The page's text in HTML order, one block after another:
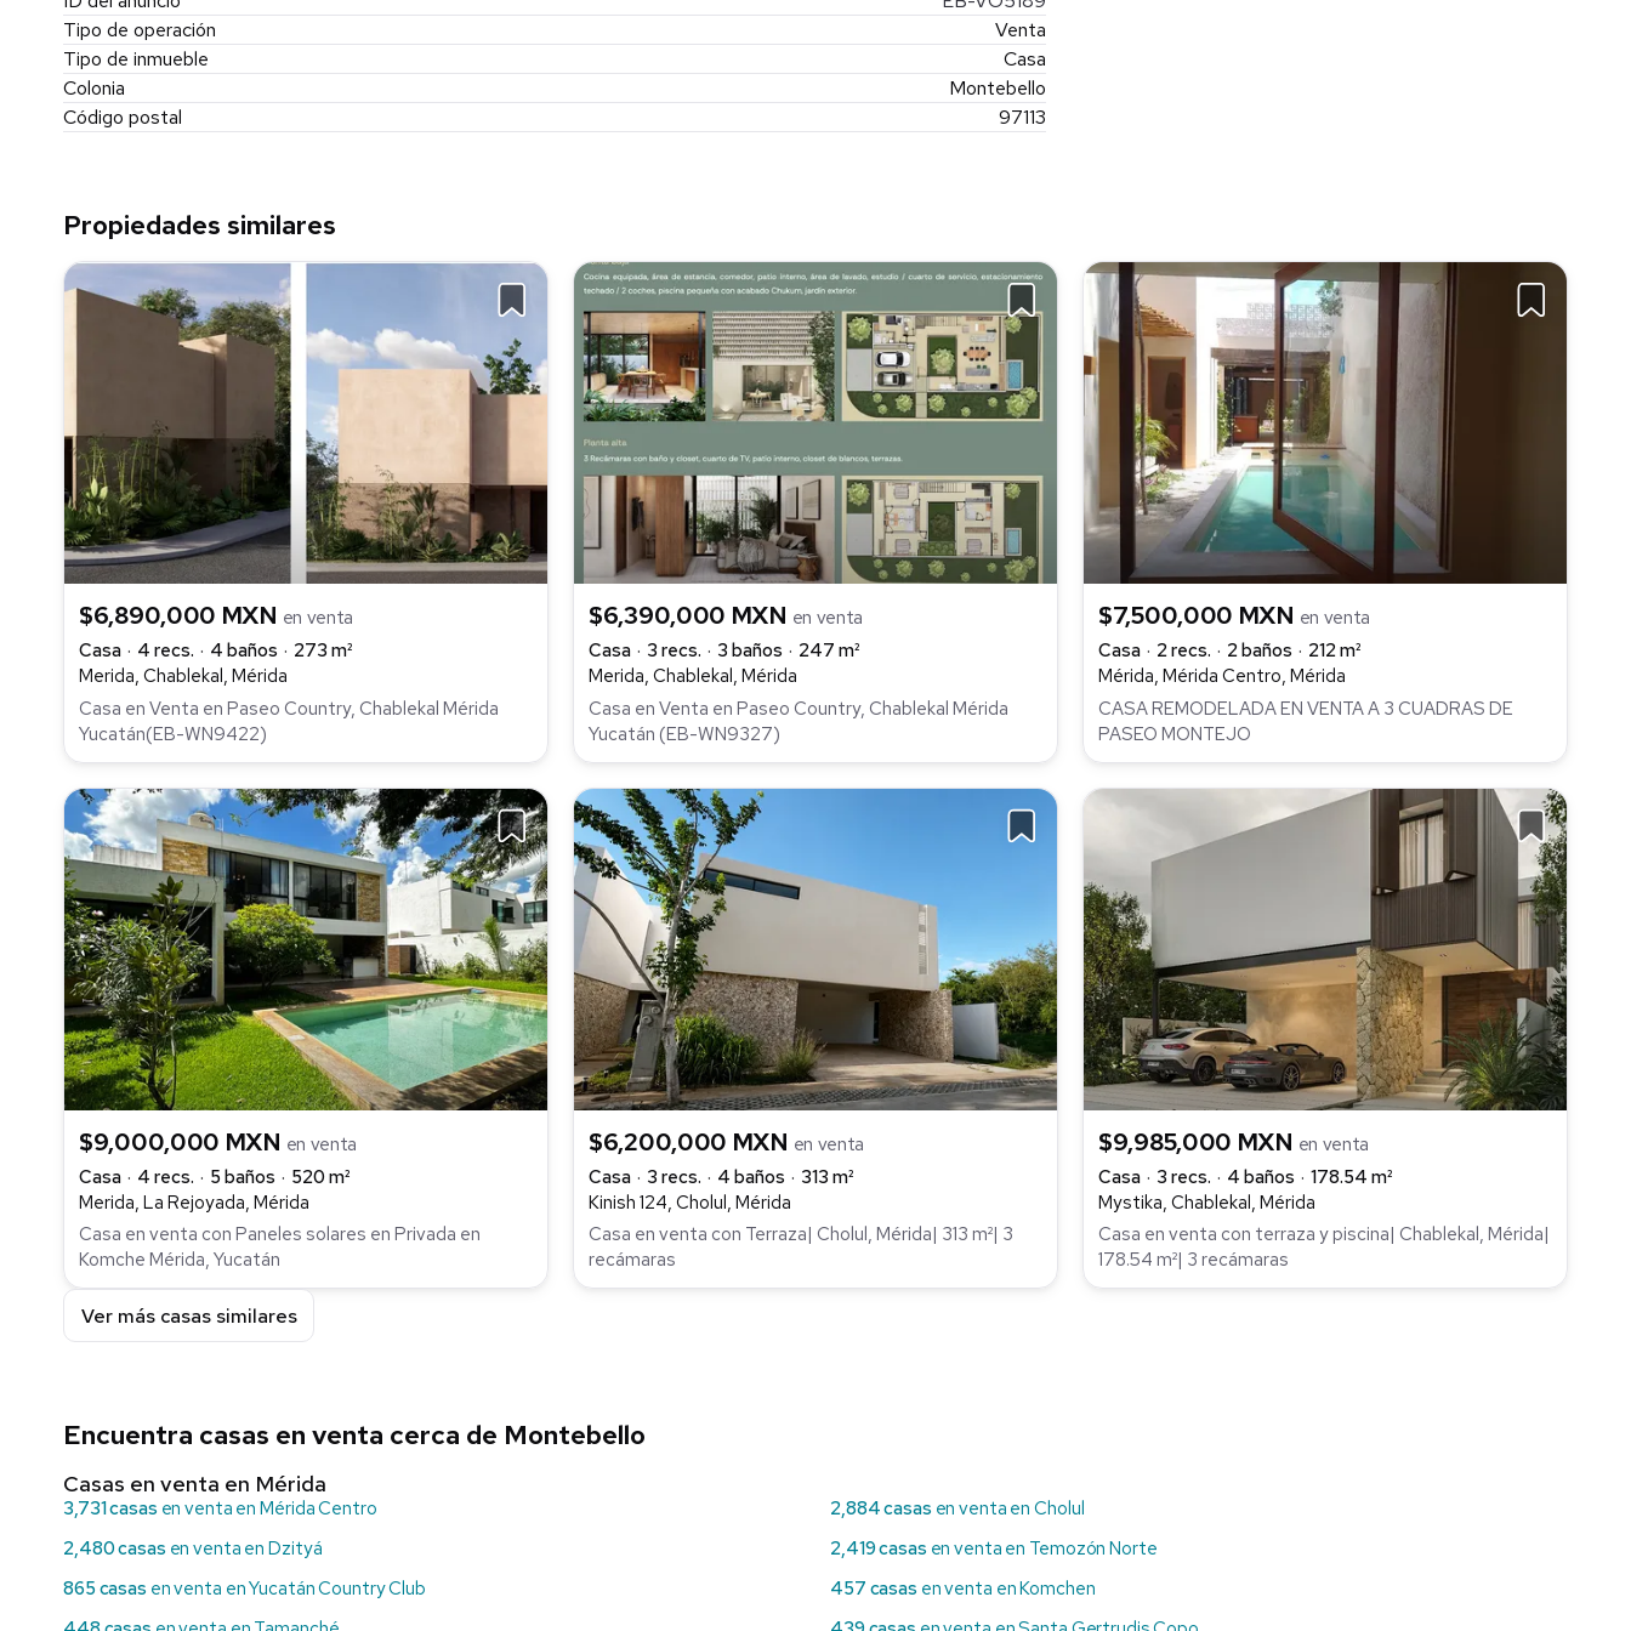
Tipo de operación
Venta
Tipo de inmueble
Casa
Colonia
Montebello
Código postal
97113
Propiedades similares
$6,890,000 MXN en venta
Casa
4 recs. 4 baños
273 m²
Merida, Chablekal, Mérida
Casa en Venta en Paseo Country, Chablekal Mérida
Yucatán(EB-WN9422)
$6,390,000 MXN en venta
Casa
3 recs. 3 baños
247 m²
Merida, Chablekal, Mérida
Casa en Venta en Paseo Country, Chablekal Mérida
Yucatán (EB-WN9327)
$7,500,000 MXN en venta
Casa
2 recs. 2 baños
212 m²
Mérida, Mérida Centro, Mérida
CASA REMODELADA EN VENTA A 3 CUADRAS DE
PASEO MONTEJO
$9,000,000 MXN en venta
Casa
4 recs. 5 baños
520 m²
Merida, La Rejoyada, Mérida
Casa en venta con Paneles solares en Privada en
Komche Mérida, Yucatán
$6,200,000 MXN en venta
Casa
3 recs. 4 baños
313 m²
Kinish 124, Cholul, Mérida
Casa en venta con Terraza| Cholul, Mérida| 313 m²| 3
recámaras
$9,985,000 MXN en venta
Casa
3 recs. 4 baños
178.54 m²
Mystika, Chablekal, Mérida
Casa en venta con terraza y piscina| Chablekal, Mérida|
178.54 m²| 3 recámaras
Ver más casas similares
Encuentra casas en venta cerca de Montebello
Casas en venta en Mérida
3,731 casas en venta en Mérida Centro 2,884 casas en venta en Cholul
2,480 casas en venta en Dzityá 2,419 casas en venta en Temozón Norte
865 casas en venta en Yucatán Country Club 457 casas en venta en Komchen